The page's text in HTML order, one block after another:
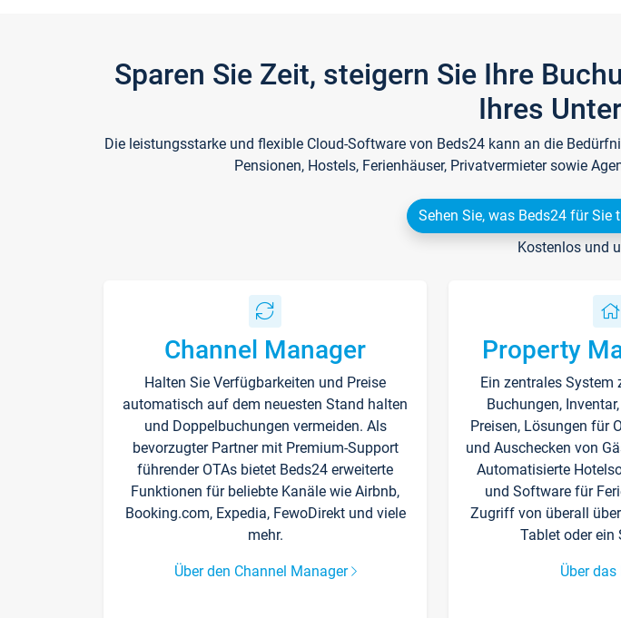
Sparen Sie Zeit, steigern Sie Ihre
Ihres
Die leistungsstarke und flexible Cloud-Software von Beds24 kann an die
Pensionen, Hostels, Ferienhäuser, Privatvermieter sowie
Sehen Sie, was Beds24 für Sie
Kostenlos und
Channel Manager
Halten Sie Verfügbarkeiten und Preise
automatisch auf dem neuesten Stand halten
und Doppelbuchungen vermeiden. Als
bevorzugter Partner mit Premium-Support
führender OTAs bietet Beds24 erweiterte
Funktionen für beliebte Kanäle wie Airbnb,
Booking.com, Expedia, FewoDirekt und viele
mehr.
Über den Channel Manager
Property
Ein zentrales System
Buchungen,
Preisen, Lösungen für
und Auschecken von
Automatisierte
und Software für
Zugriff von überall
Tablet oder ein
Über das